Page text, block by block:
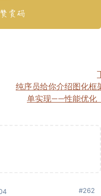
纯序员给你介绍图化框
单实现——性能优化